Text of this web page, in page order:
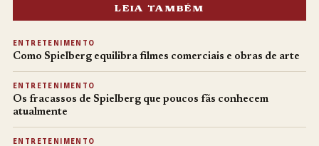
LEIA TAMBÉM
ENTRETENIMENTO
Como Spielberg equilibra filmes comerciais e obras de arte
ENTRETENIMENTO
Os fracassos de Spielberg que poucos fãs conhecem
atualmente
ENTRETENIMENTO